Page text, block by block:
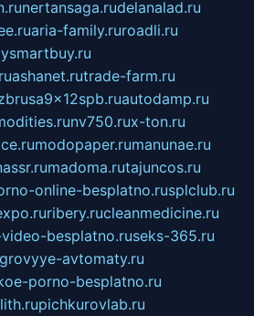
nertansaga.rudelanalad.ru
aria-family.ruroadli.ru
ashanet.rutrade-farm.ru
autodamp.ru
nv750.rux-ton.ru
modopaper.rumanunae.ru
madoma.rutajuncos.ru
online-besplatno.rusplclub.ru
ribery.rucleanmedicine.ru
besplatno.ruseks-365.ru
avtomaty.ru
porno-besplatno.ru
pichkurovlab.ru